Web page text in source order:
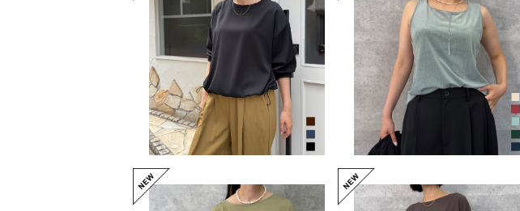
バルーンブラウス（NO.8526
¥7,150
ベロアタンクトップ（NO.562
53905）
¥8,690
COMING SOON